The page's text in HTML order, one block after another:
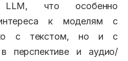
LLM, что особенно
к моделям с
с текстом, но и с
перспективе и аудио/